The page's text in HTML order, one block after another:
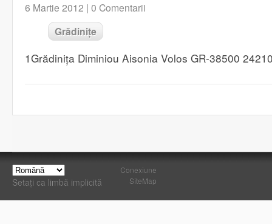
6 Martie 2012 | 0 Comentarii
Grădinițe
1Grădinița Diminiou Aisonia Volos GR-38500
Setați ca limbă implicită
Conexiune
SiteMap